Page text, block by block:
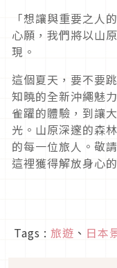
「想讓與重要之
心願，我們將以山
現。
這個夏天，要不要
知曉的全新沖繩魅
雀躍的體驗，到讓
光。山原深邃的森
的每一位旅人。敬
這裡獲得解放身心
Tags : 旅遊 、 日本